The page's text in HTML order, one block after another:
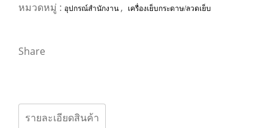
หมวดหมู่ : อุปกรณ์สำนักงาน , เครื่องเย็บกระดาษ/ลวดเย็บ
Share
รายละเอียดสินค้า